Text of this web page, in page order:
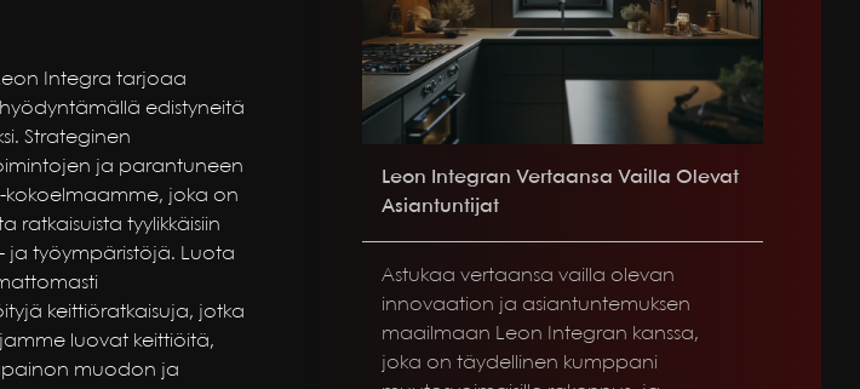
Integra tarjoaa
edistyneitä
Strateginen
ja parantuneen
kokoelmaamme, joka on
ratkaisuista tyylikkäisiin
ja työympäristöjä. Luota
keittiöratkaisuja, jotka
luovat keittiöitä,
muodon ja
Leon Integran Vertaansa Vailla Olevat
Asiantuntijat
Astukaa vertaansa vailla olevan
innovaation ja asiantuntemuksen
maailmaan Leon Integran kanssa,
joka on täydellinen kumppani